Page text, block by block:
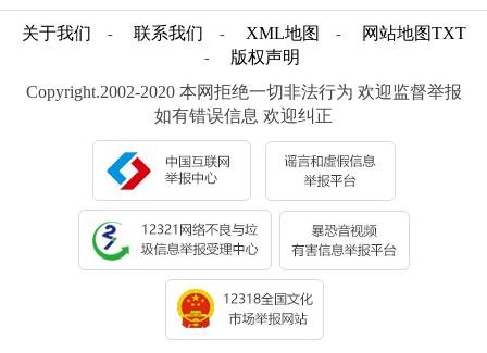
关于我们 - 联系我们 - XML地图 - 网站地图TXT
-
版权声明
Copyright.2002-2020 本网拒绝一切非法行为 欢迎监督举报
如有错误信息 欢迎纠正